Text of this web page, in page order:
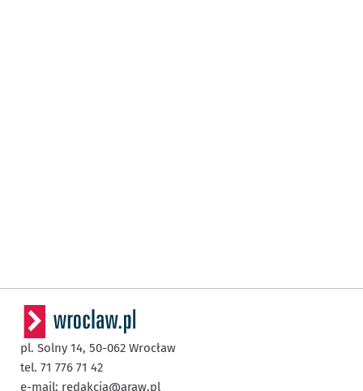
pl. Solny 14, 50-062 Wrocław
tel. 71 776 71 42
e-mail: redakcja@araw.pl